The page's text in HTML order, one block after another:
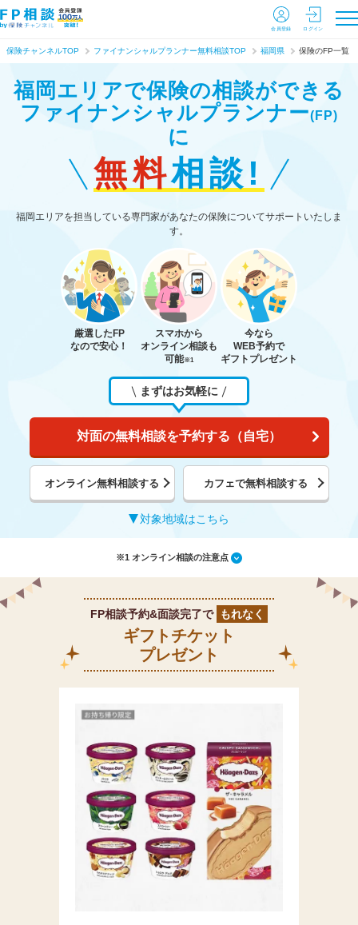
会員登録 ログイン
保険チャンネルTOP ファイナンシャルプランナー無料相談TOP 福岡県 保険のFP一覧
福岡エリアで保険の相談ができる
ファイナンシャルプランナー(FP)
に
無料相談!
福岡エリアを担当している専門家があなたの保険についてサポートいたしま
す。
厳選したFP
なので安心！
スマホから
オンライン相談も
可能※1
今なら
WEB予約で
ギフトプレゼント
まずはお気軽に
対面の無料相談を予約する（自宅）
オンライン無料相談する カフェで無料相談する
対象地域はこちら
※1 オンライン相談の注意点
FP相談予約&面談完了で もれなく
ギフトチケット
プレゼント